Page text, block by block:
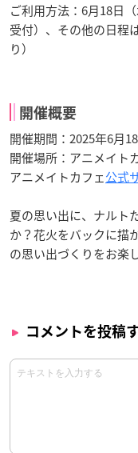
ご利用方法：6月18日
受付）、その他の日程
り）
開催概要
開催期間：2025年6月
開催場所：アニメイト
アニメイトカフェ公式
夏の思い出に、ナルト
か？花火をバックに描
の思い出づくりをお楽
コメントを投稿